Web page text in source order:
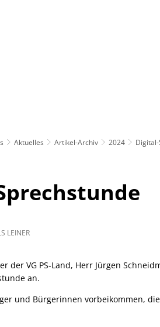
Aktuelles Artikel-Archiv 2024
LEINER
der VG PS-Land, Herr Jürgen
an.
und Bürgerinnen vorbeikommen,